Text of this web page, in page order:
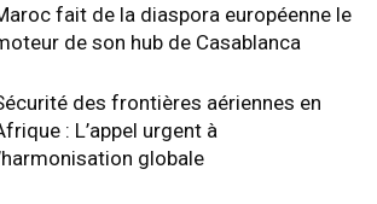
fait de la diaspora européenne le
de son hub de Casablanca
des frontières aériennes en
: L’appel urgent à
globale